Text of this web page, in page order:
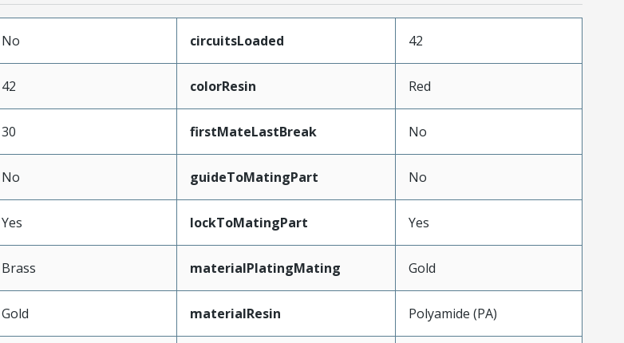
No circuitsLoaded 42
42 colorResin Red
30 firstMateLastBreak No
No guideToMatingPart No
Yes lockToMatingPart Yes
Brass materialPlatingMating Gold
Gold materialResin Polyamide (PA)